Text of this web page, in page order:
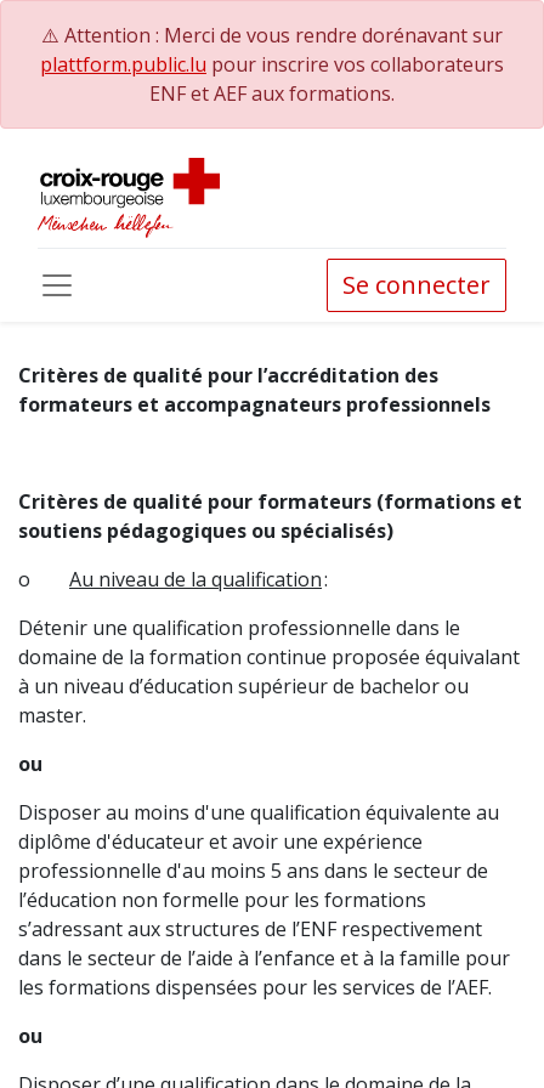
⚠️ Attention : Merci de vous rendre dorénavant sur
plattform.public.lu pour inscrire vos collaborateurs
ENF et AEF aux formations.
Se connecter
Critères de qualité pour l’accréditation des
formateurs et accompagnateurs professionnels
Critères de qualité pour formateurs (formations et
soutiens pédagogiques ou spécialisés)
o Au niveau de la qualification:
Détenir une qualification professionnelle dans le
domaine de la formation continue proposée équivalant
à un niveau d’éducation supérieur de bachelor ou
master.
ou
Disposer au moins d'une qualification équivalente au
diplôme d'éducateur et avoir une expérience
professionnelle d'au moins 5 ans dans le secteur de
l’éducation non formelle pour les formations
s’adressant aux structures de l’ENF respectivement
dans le secteur de l’aide à l’enfance et à la famille pour
les formations dispensées pour les services de l’AEF.
ou